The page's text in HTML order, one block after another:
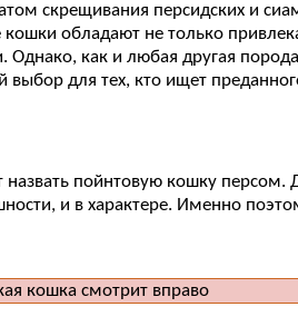
скрещивания персидских и
кошки обладают не только
как и любая другая
для тех, кто ищет
пойнтовую кошку
и в характере. Именно